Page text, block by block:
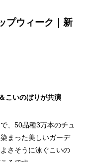
プウィーク｜新
こいのぼりが共演
、50品種3万本のチュ
まった美しいガーデ
さそうに泳ぐこいの